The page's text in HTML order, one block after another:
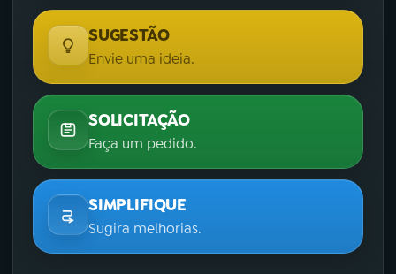
SUGESTÃO
Envie uma ideia.
SOLICITAÇÃO
Faça um pedido.
SIMPLIFIQUE
Sugira melhorias.